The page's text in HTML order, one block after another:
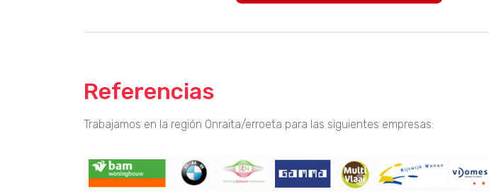
Referencias
Trabajamos en la región Onraita/erroeta para las siguientes empresas: